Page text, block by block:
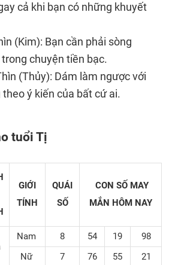
cả khi bạn có những khuyết
(Kim): Bạn cần phải sòng
chuyện tiền bạc.
(Thủy): Dám làm ngược với
ý kiến của bất cứ ai.
tuổi Tị
GIỚI
TÍNH
QUÁI
SỐ
CON SỐ MAY
MẮN HÔM NAY
Nam 8 54 19
98
Nữ
7 76 55 21